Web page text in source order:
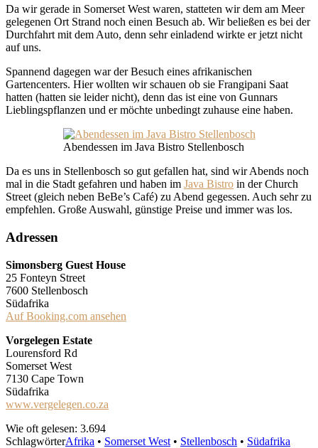
Da wir gerade in Somerset West waren, statteten wir dem am Meer
gelegenen Ort Strand noch einen Besuch ab. Wir beließen es bei der
Durchfahrt mit dem Auto, denn sehr einladend wirkte er jetzt nicht
auf uns.
Spannend dagegen war der Besuch eines afrikanischen
Gartencenters. Hier wollten wir schauen ob sie Frangipani Saat
hatten (hatten sie leider nicht), denn das ist eine von Gunnars
Lieblingspflanzen und er möchte unbedingt zuhause eine haben.
Abendessen im Java Bistro Stellenbosch
Da es uns in Stellenbosch so gut gefallen hat, sind wir Abends noch
mal in die Stadt gefahren und haben im Java Bistro in der Church
Street (gleich neben BeBe’s Café) zu Abend gegessen. Auch sehr zu
empfehlen. Große Auswahl, günstige Preise und immer was los.
Adressen
Simonsberg Guest House
25 Fonteyn Street
7600 Stellenbosch
Südafrika
Auf Booking.com ansehen
Vorgelegen Estate
Lourensford Rd
Somerset West
7130 Cape Town
Südafrika
www.vergelegen.co.za
Wie oft gelesen: 3.694
SchlagwörterAfrika • Somerset West • Stellenbosch • Südafrika